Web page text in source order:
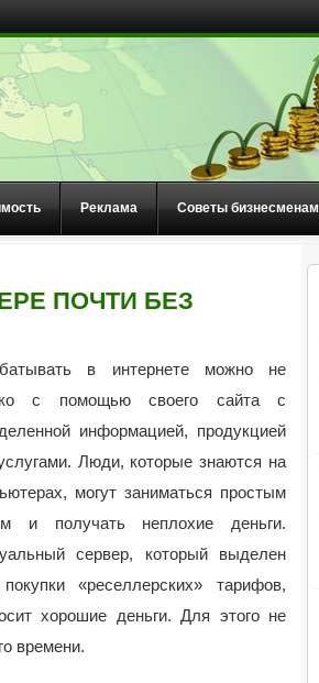
Реклама Советы бизнесменам
ПОЧТИ БЕЗ
в интернете можно не
с помощью своего сайта с
информацией, продукцией
Люди, которые знаются на
могут заниматься простым
и получать неплохие деньги.
сервер, который выделен
«реселлерских» тарифов,
хорошие деньги. Для этого не
времени.